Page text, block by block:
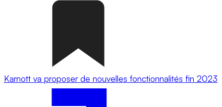
Karnott va proposer de nouvelles fonctionnalités fin 2023